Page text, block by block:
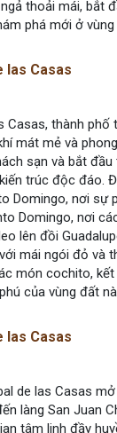
thoải mái, bắt
phá mới ở vùng
las Casas
Casas, thành
mát mẻ và
sạn và bắt
trúc độc đáo.
Domingo, nơi
Domingo, nơi
lên đồi
mái ngói đỏ và
món cochito,
của vùng đất
las Casas
de las Casas
làng San Juan
tâm linh đầy